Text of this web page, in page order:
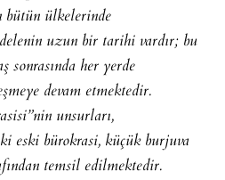
bütün ülkelerinde
uzun bir tarihi vardır; bu
sonrasında her yerde
devam etmektedir.
unsurları,
eski bürokrasi, küçük burjuva
temsil edilmektedir.